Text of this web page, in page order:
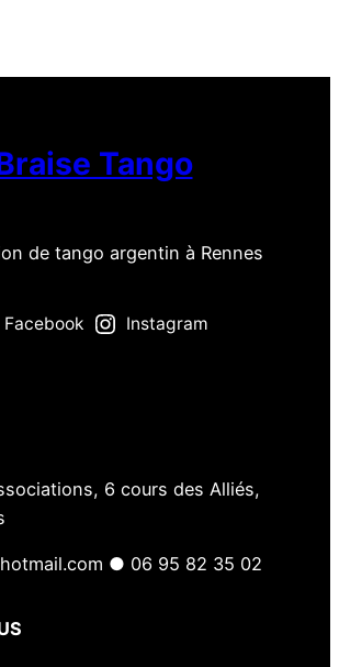
Tango
de tango argentin à Rennes
Facebook Instagram
6 cours des Alliés,
● 06 95 82 35 02